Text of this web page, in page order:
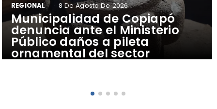
Municipalidad de Copiapó
denuncia ante el Ministerio
Público daños a pileta
ornamental del sector
Estación de Ferrocarriles
REGIONAL 8 De Agosto De 2026